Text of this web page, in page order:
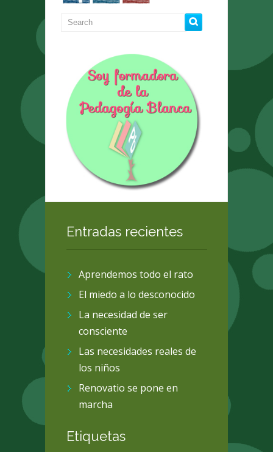
Entradas recientes
Aprendemos todo el rato
El miedo a lo desconocido
La necesidad de ser
consciente
Las necesidades reales de
los niños
Renovatio se pone en
marcha
Etiquetas